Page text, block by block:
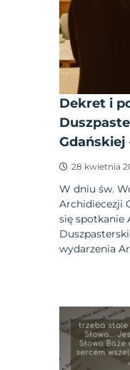
Dekret i
Gdańskiej
28 kwietnia
W dniu św.
Archidiecezji
się spotkanie
wydarzenia